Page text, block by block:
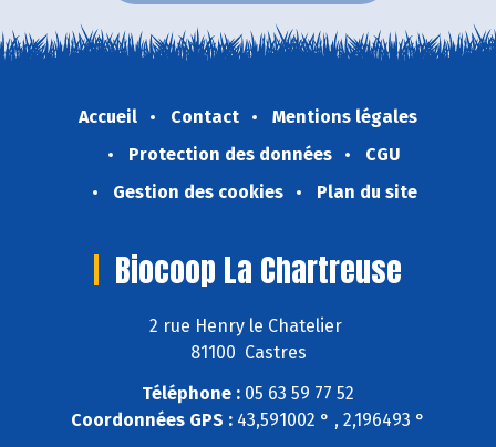
Accueil Contact
Mentions légales
Protection des données
CGU
Gestion des cookies
Plan du site
Biocoop La Chartreuse
2 rue Henry le Chatelier
81100 Castres
Téléphone : 05 63 59 77 52
Coordonnées GPS : 43,591002 ° , 2,196493 °